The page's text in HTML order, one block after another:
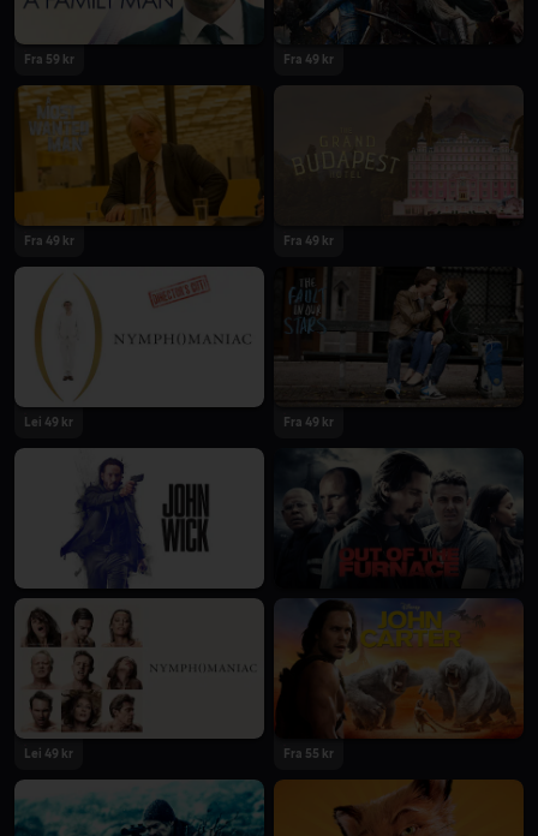
Fra 59 kr Fra 49 kr
Fra 49 kr Fra 49 kr
Lei 49 kr Fra 49 kr
Lei 49 kr Fra 55 kr